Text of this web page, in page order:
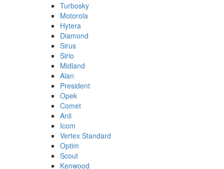
Turbosky
Motorola
Hytera
Diamond
Sirus
Sirio
Midland
Alan
President
Opek
Comet
Anli
Icom
Vertex Standard
Optim
Scout
Kenwood